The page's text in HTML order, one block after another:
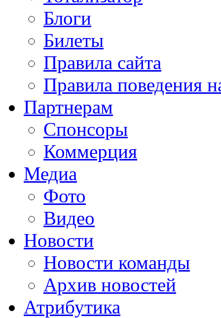
Блоги
Билеты
Правила сайта
Правила поведения
Партнерам
Спонсоры
Коммерция
Медиа
Фото
Видео
Новости
Новости команды
Архив новостей
Атрибутика